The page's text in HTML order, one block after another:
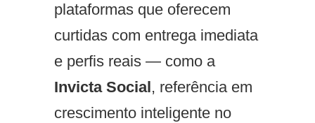
plataformas que oferecem
curtidas com entrega imediata
e perfis reais — como a
Invicta Social , referência em
crescimento inteligente no